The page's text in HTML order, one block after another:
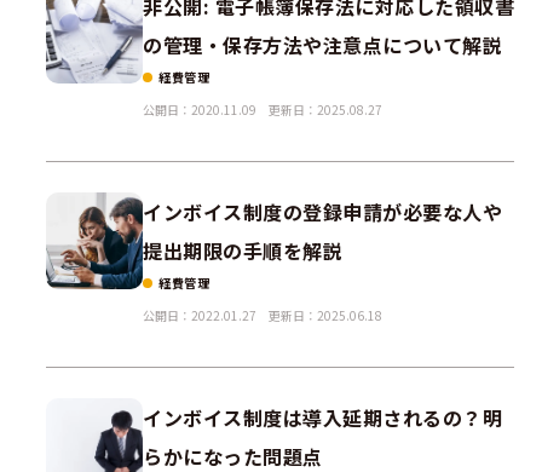
の管理・保存方法や注意点について解説
経費管理
公開日：2020.11.09
更新日：2025.08.27
インボイス制度の登録申請が必要な人や
提出期限の手順を解説
経費管理
公開日：2022.01.27
更新日：2025.06.18
インボイス制度は導入延期されるの？明
らかになった問題点